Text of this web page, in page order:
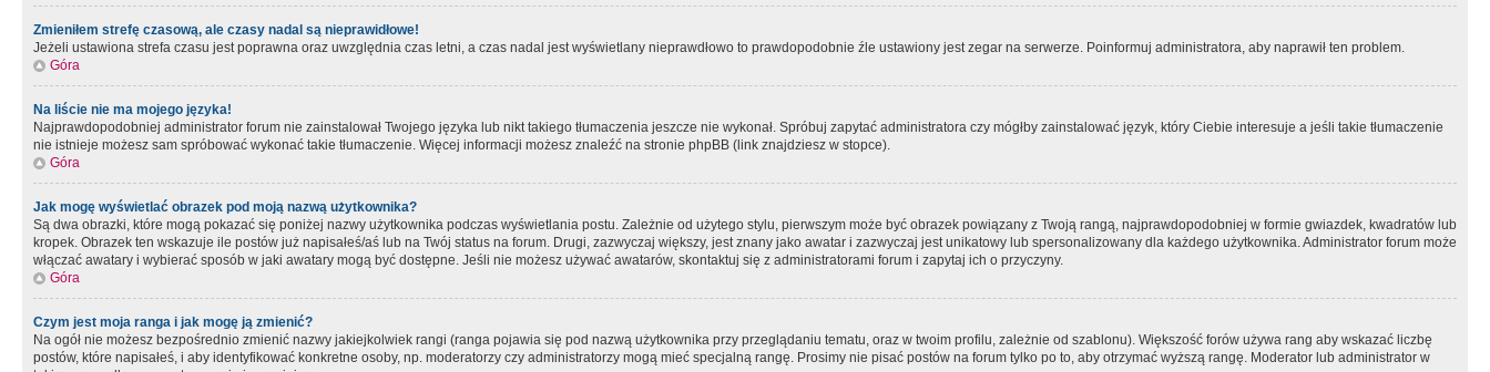
Zmieniłem strefę czasową, ale czasy nadal są nieprawidłowe!
Jeżeli ustawiona strefa czasu jest poprawna oraz uwzględnia czas letni, a czas nadal jest wyświetlany nieprawdłowo to prawdopodobnie źle ustawiony jest zegar na serwerze. Poinformuj administratora, aby naprawił ten problem.
Góra
Na liście nie ma mojego języka!
Najprawdopodobniej administrator forum nie zainstalował Twojego języka lub nikt takiego tłumaczenia jeszcze nie wykonał. Spróbuj zapytać administratora czy mógłby zainstalować język, który Ciebie interesuje a jeśli takie tłumaczenie
nie istnieje możesz sam spróbować wykonać takie tłumaczenie. Więcej informacji możesz znaleźć na stronie phpBB (link znajdziesz w stopce).
Góra
Jak mogę wyświetlać obrazek pod moją nazwą użytkownika?
Są dwa obrazki, które mogą pokazać się poniżej nazwy użytkownika podczas wyświetlania postu. Zależnie od użytego stylu, pierwszym może być obrazek powiązany z Twoją rangą, najprawdopodobniej w formie gwiazdek, kwadratów lub
kropek. Obrazek ten wskazuje ile postów już napisałeś/aś lub na Twój status na forum. Drugi, zazwyczaj większy, jest znany jako awatar i zazwyczaj jest unikatowy lub spersonalizowany dla każdego użytkownika. Administrator forum może
włączać awatary i wybierać sposób w jaki awatary mogą być dostępne. Jeśli nie możesz używać awatarów, skontaktuj się z administratorami forum i zapytaj ich o przyczyny.
Góra
Czym jest moja ranga i jak mogę ją zmienić?
Na ogół nie możesz bezpośrednio zmienić nazwy jakiejkolwiek rangi (ranga pojawia się pod nazwą użytkownika przy przeglądaniu tematu, oraz w twoim profilu, zależnie od szablonu). Większość forów używa rang aby wskazać liczbę
postów, które napisałeś, i aby identyfikować konkretne osoby, np. moderatorzy czy administratorzy mogą mieć specjalną rangę. Prosimy nie pisać postów na forum tylko po to, aby otrzymać wyższą rangę. Moderator lub administrator w